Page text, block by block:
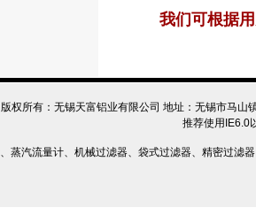
我们可根据
版权所有：无锡天富铝业有限公司 地址：无锡市马
推荐使用IE6.0
、 蒸汽流量计、 机械过滤器、 袋式过滤器、 精密过滤器